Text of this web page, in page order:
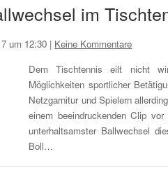
im
um 12:30 | Keine Kommentare
Dem Tischtennis eilt nicht
Möglichkeiten sportlicher
Netzgarnitur und Spielern
einem beeindruckenden Clip
unterhaltsamster Ballwechsel
Boll…